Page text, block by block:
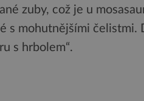
zuby, což je u
s mohutnějšími čelistmi.
s hrbolem“.